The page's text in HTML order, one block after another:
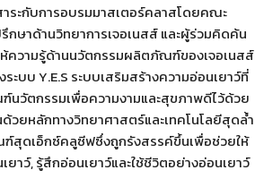
ระกับการอบรมมาสเตอร์คลาสโดยคณะ
กษาด้านวิทยาการเจอเนสส์ และผู้ร่วมคิดค้น
ความรู้ด้านนวัตกรรมผลิตภัณฑ์ของเจอเนสส์
ระบบ Y.E.S ระบบเสริมสร้างความอ่อนเยาว์ที่
วัตกรรมเพื่อความงามและสุขภาพดีไว้ด้วย
วยหลักทางวิทยาศาสตร์และเทคโนโลยีสุดล้ำ
สุดเอ็กซ์คลูซีฟซึ่งถูกรังสรรค์ขึ้นเพื่อช่วยให้
าว์, รู้สึกอ่อนเยาว์และใช้ชีวิตอย่างอ่อนเยาว์